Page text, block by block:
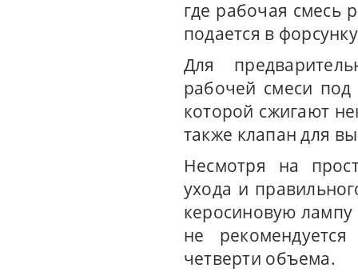
где рабочая смесь
подается в
Для
рабочей смеси
которой сжигают
также клапан для
Несмотря на
ухода и
керосиновую
не
четверти объема.